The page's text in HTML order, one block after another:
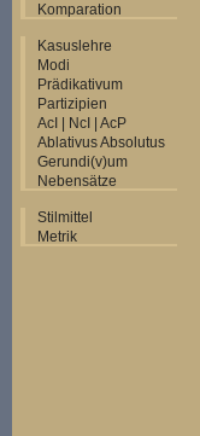
Komparation
Kasuslehre
Modi
Prädikativum
Partizipien
AcI | NcI | AcP
Ablativus Absolutus
Gerundi(v)um
Nebensätze
Stilmittel
Metrik